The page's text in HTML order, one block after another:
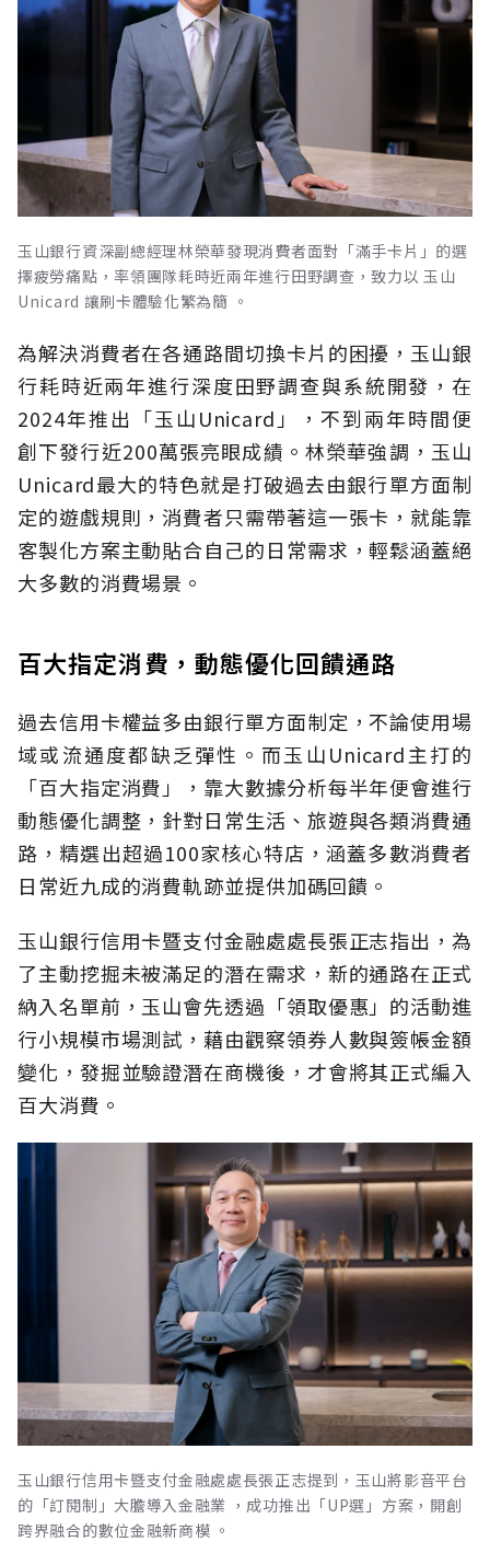
玉山銀行資深副總經理林榮華發現消費者面對「滿手卡片」的選
擇疲勞痛點，率領團隊耗時近兩年進行田野調查，致力以 玉山
Unicard 讓刷卡體驗化繁為簡 。
為解決消費者在各通路間切換卡片的困擾，玉山銀
行耗時近兩年進行深度田野調查與系統開發，在
2024年推出「玉山Unicard」，不到兩年時間便
創下發行近200萬張亮眼成績。林榮華強調，玉山
Unicard最大的特色就是打破過去由銀行單方面制
定的遊戲規則，消費者只需帶著這一張卡，就能靠
客製化方案主動貼合自己的日常需求，輕鬆涵蓋絕
大多數的消費場景。
百大指定消費，動態優化回饋通路
過去信用卡權益多由銀行單方面制定，不論使用場
域或流通度都缺乏彈性。而玉山Unicard主打的
「百大指定消費」，靠大數據分析每半年便會進行
動態優化調整，針對日常生活、旅遊與各類消費通
路，精選出超過100家核心特店，涵蓋多數消費者
日常近九成的消費軌跡並提供加碼回饋。
玉山銀行信用卡暨支付金融處處長張正志指出，為
了主動挖掘未被滿足的潛在需求，新的通路在正式
納入名單前，玉山會先透過「領取優惠」的活動進
行小規模市場測試，藉由觀察領券人數與簽帳金額
變化，發掘並驗證潛在商機後，才會將其正式編入
百大消費。
玉山銀行信用卡暨支付金融處處長張正志提到，玉山將影音平台
的「訂閱制」大膽導入金融業 ，成功推出「UP選」方案，開創
跨界融合的數位金融新商模 。